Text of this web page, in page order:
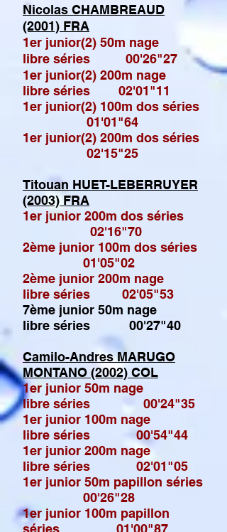
Nicolas CHAMBREAUD
(2001) FRA
1er junior(2) 50m nage
libre séries 00'26"27
1er junior(2) 200m nage
libre séries 02'01"11
1er junior(2) 100m dos séries
01'01"64
1er junior(2) 200m dos séries
02'15"25
Titouan HUET-LEBERRUYER
(2003) FRA
1er junior 200m dos séries
02'16"70
2ème junior 100m dos séries
01'05"02
2ème junior 200m nage
libre séries 02'05"53
7ème junior 50m nage
libre séries 00'27"40
Camilo-Andres MARUGO
MONTANO (2002) COL
1er junior 50m nage
libre séries 00'24"35
1er junior 100m nage
libre séries 00'54"44
1er junior 200m nage
libre séries 02'01"05
1er junior 50m papillon séries
00'26"28
1er junior 100m papillon
séries 01'00"87